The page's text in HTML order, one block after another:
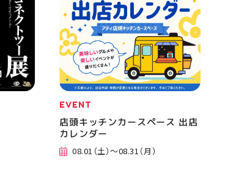
EVENT
店頭キッチンカースペース 出店
カレンダー
08.01（土）～08.31（月）